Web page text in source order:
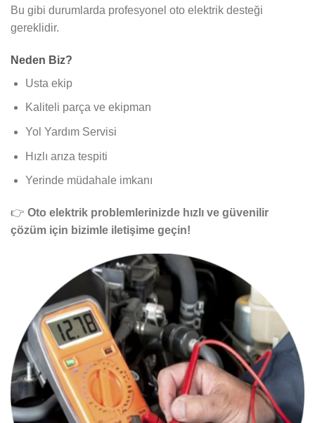
Bu gibi durumlarda profesyonel oto elektrik desteği
gereklidir.
Neden Biz?
Usta ekip
Kaliteli parça ve ekipman
Yol Yardım Servisi
Hızlı arıza tespiti
Yerinde müdahale imkanı
👉 Oto elektrik problemlerinizde hızlı ve güvenilir
çözüm için bizimle iletişime geçin!